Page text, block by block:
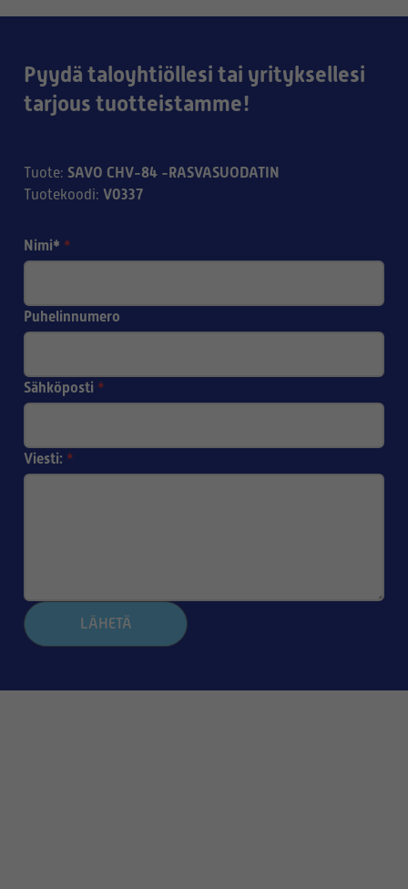
Pyydä taloyhtiöllesi tai yrityksellesi
tarjous tuotteistamme!
Tuote: SAVO CHV-84 -RASVASUODATIN
Tuotekoodi: V0337
Nimi* *
Puhelinnumero
Sähköposti *
Viesti: *
LÄHETÄ